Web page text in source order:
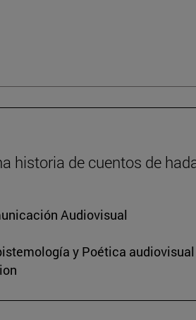
historia de cuentos de
Audiovisual
y Poética audiovisual